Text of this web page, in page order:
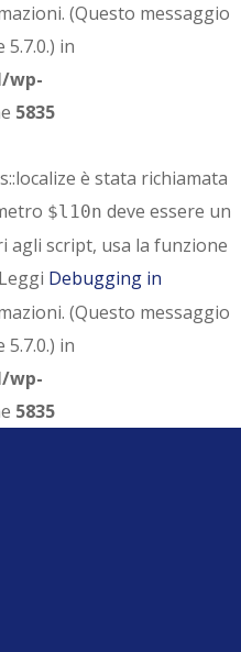
(Questo messaggio
in
wp-
5835
è stata richiamata
$l10n deve essere un
agli script, usa la funzione
Debugging in
(Questo messaggio
in
wp-
5835